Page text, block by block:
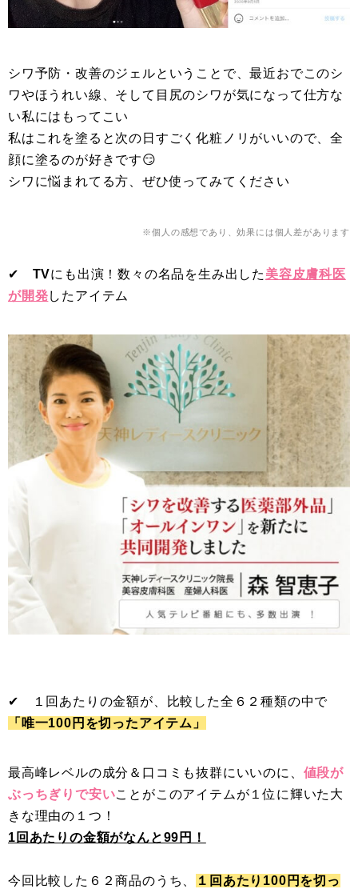
シワ予防・改善のジェルということで、最近おでこのシ
ワやほうれい線、そして目尻のシワが気になって仕方な
い私にはもってこい
私はこれを塗ると次の日すごく化粧ノリがいいので、全
顔に塗るのが好きです😏
シワに悩まれてる方、ぜひ使ってみてください
※個人の感想であり、効果には個人差があります
✔︎ TVにも出演！数々の名品を生み出した 美容皮膚科医
が開発したアイテム
✔︎ １回あたりの金額が、比較した全６２種類の中で
「唯一100円を切ったアイテム」
最高峰レベルの成分＆口コミも抜群にいいのに、 値段が
ぶっちぎりで安いことがこのアイテムが１位に輝いた大
きな理由の１つ！
1回あたりの金額がなんと99円！
今回比較した６２商品のうち、 １回あたり100円を切っ